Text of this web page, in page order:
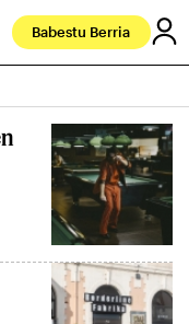
Babestu Berria